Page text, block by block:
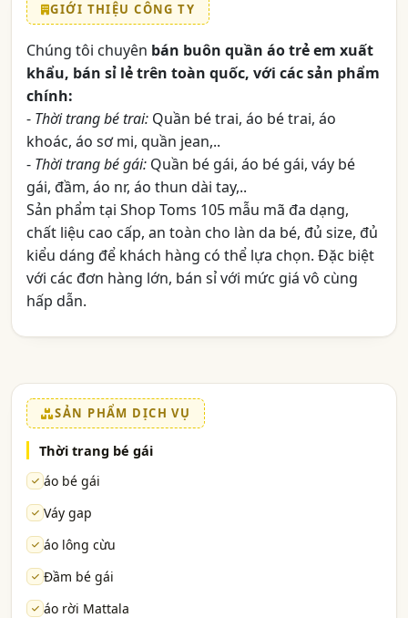
GIỚI THIỆU CÔNG TY
Chúng tôi chuyên bán buôn quần áo trẻ em xuất
khẩu, bán sỉ lẻ trên toàn quốc, với các sản phẩm
chính:
- Thời trang bé trai: Quần bé trai, áo bé trai, áo
khoác, áo sơ mi, quần jean,..
- Thời trang bé gái: Quần bé gái, áo bé gái, váy bé
gái, đầm, áo nr, áo thun dài tay,..
Sản phẩm tại Shop Toms 105 mẫu mã đa dạng,
chất liệu cao cấp, an toàn cho làn da bé, đủ size, đủ
kiểu dáng để khách hàng có thể lựa chọn. Đặc biệt
với các đơn hàng lớn, bán sỉ với mức giá vô cùng
hấp dẫn.
SẢN PHẨM DỊCH VỤ
Thời trang bé gái
áo bé gái
Váy gap
áo lông cừu
Đầm bé gái
áo rời Mattala